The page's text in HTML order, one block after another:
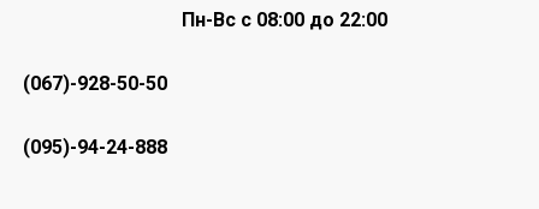
Пн-Вс с 08:00 до 22:00
(067)-928-50-50
(095)-94-24-888